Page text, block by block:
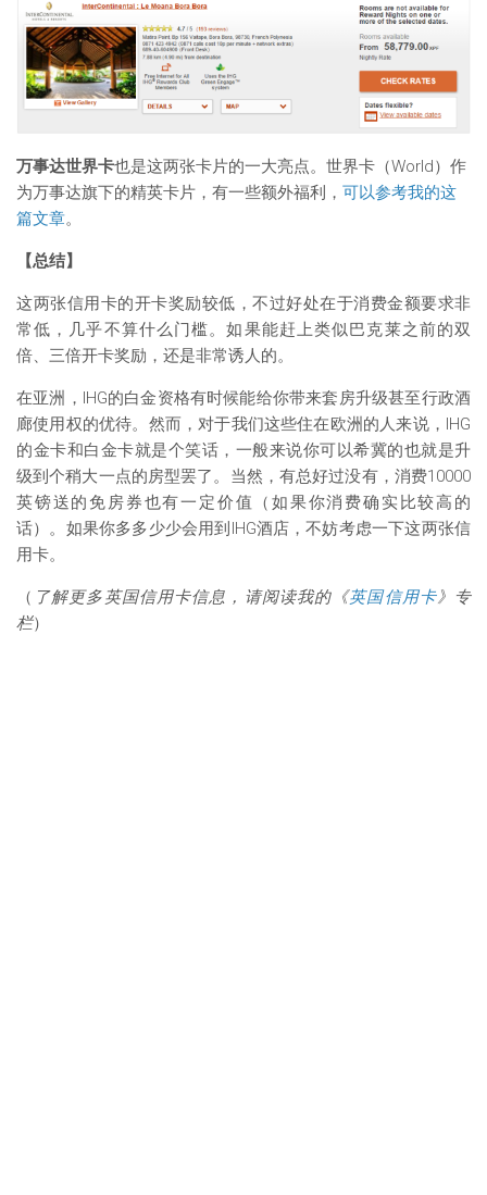
万事达世界卡也是这两张卡片的一大亮点。世界卡（World）作
为万事达旗下的精英卡片，有一些额外福利， 可以参考我的这
篇文章。
【总结】
这两张信用卡的开卡奖励较低，不过好处在于消费金额要求非
常低，几乎不算什么门槛。如果能赶上类似巴克莱之前的双
倍、三倍开卡奖励，还是非常诱人的。
在亚洲，IHG的白金资格有时候能给你带来套房升级甚至行政酒
廊使用权的优待。然而，对于我们这些住在欧洲的人来说，IHG
的金卡和白金卡就是个笑话，一般来说你可以希冀的也就是升
级到个稍大一点的房型罢了。当然，有总好过没有，消费10000
英镑送的免房券也有一定价值（如果你消费确实比较高的
话）。如果你多多少少会用到IHG酒店，不妨考虑一下这两张信
用卡。
（ 了解更多英国信用卡信息，请阅读我的《英国信用卡》专
栏）